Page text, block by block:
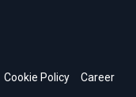
Cookie Policy Career